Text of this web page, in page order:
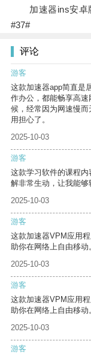
加速器ins安卓版
#37#
评论
游客
这款加速器app简直是
作办公，都能畅享高
候，经常因为网速慢
用担心了。
2025-10-03
游客
这款学习软件的课程
解非常生动，让我能够
2025-10-03
游客
这款加速器VPM应用
助你在网络上自由移动
2025-10-03
游客
这款加速器VPM应用
助你在网络上自由移动
2025-10-03
游客